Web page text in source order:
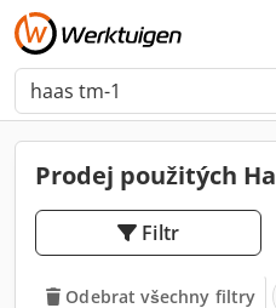
Prodej použitých
Filtr
Odebrat všechny filtry